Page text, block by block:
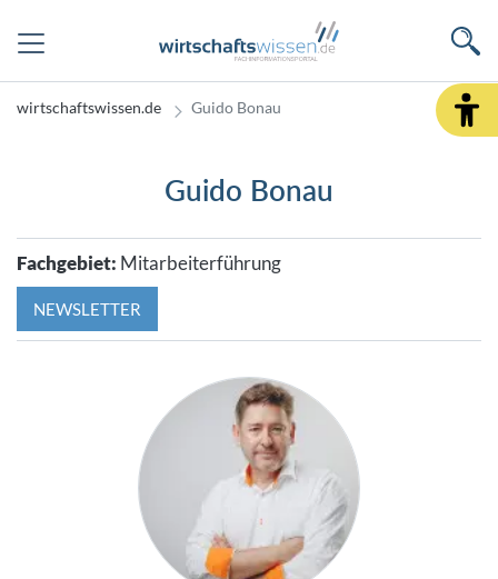
wirtschaftswissen.de Guido Bonau
Guido Bonau
Fachgebiet: Mitarbeiterführung
NEWSLETTER